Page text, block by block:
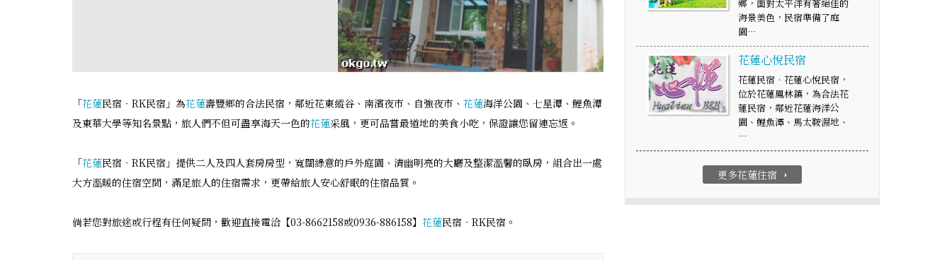
「花蓮民宿‧RK民宿」為花蓮壽豐鄉的合法民宿，鄰近花東縱谷、南濱夜市、自強夜市、 花蓮海洋公園、七星潭、鯉魚潭
及東華大學等知名景點，旅人們不但可盡享海天一色的花蓮采風，更可品嘗最道地的美食小吃，保證讓您留連忘返。
「花蓮民宿‧RK民宿」提供二人及四人套房房型，寬闊綠意的戶外庭園、清幽明亮的大廳及整潔溫馨的臥房，組合出一處
大方溫暖的住宿空間，滿足旅人的住宿需求，更帶給旅人安心舒眠的住宿品質。
倘若您對旅途或行程有任何疑問，歡迎直接電洽【03-8662158或0936-886158】 花蓮民宿‧RK民宿。
鄉，面對太平洋有著絕佳的
海景美色，民宿準備了庭
園…
花蓮心悅民宿
花蓮民宿‧花蓮心悅民宿，
位於花蓮鳳林鎮，為合法花
蓮民宿，鄰近花蓮海洋公
園、鯉魚潭、馬太鞍濕地、
…
更多花蓮住宿 arrow_right